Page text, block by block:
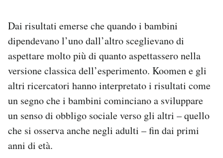
Dai risultati emerse che quando i bambini
dipendevano l’uno dall’altro sceglievano di
aspettare molto più di quanto aspettassero nella
versione classica dell’esperimento. Koomen e gli
altri ricercatori hanno interpretato i risultati come
un segno che i bambini cominciano a sviluppare
un senso di obbligo sociale verso gli altri – quello
che si osserva anche negli adulti – fin dai primi
anni di età.